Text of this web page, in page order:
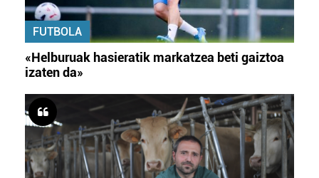
FUTBOLA
«Helburuak hasieratik markatzea beti gaiztoa
izaten da»